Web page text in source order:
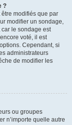
?
modifiés que par
modifier un sondage,
le sondage est
voté, il est
Cependant, si
administrateurs
de modifier les
ou groupes
n’importe quelle autre